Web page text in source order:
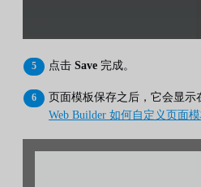
点击 Save 完成。
页面模板保存之后，它会显示
Web Builder 如何自定义页面模